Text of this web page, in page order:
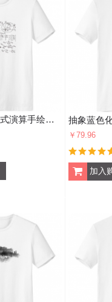
矩阵数学理科公式演算手绘简笔画 男女白色短袖T恤创意纪念衫个性T恤衫礼物
￥79.96